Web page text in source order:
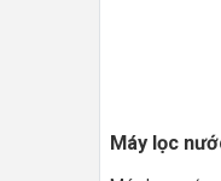
Máy lọc